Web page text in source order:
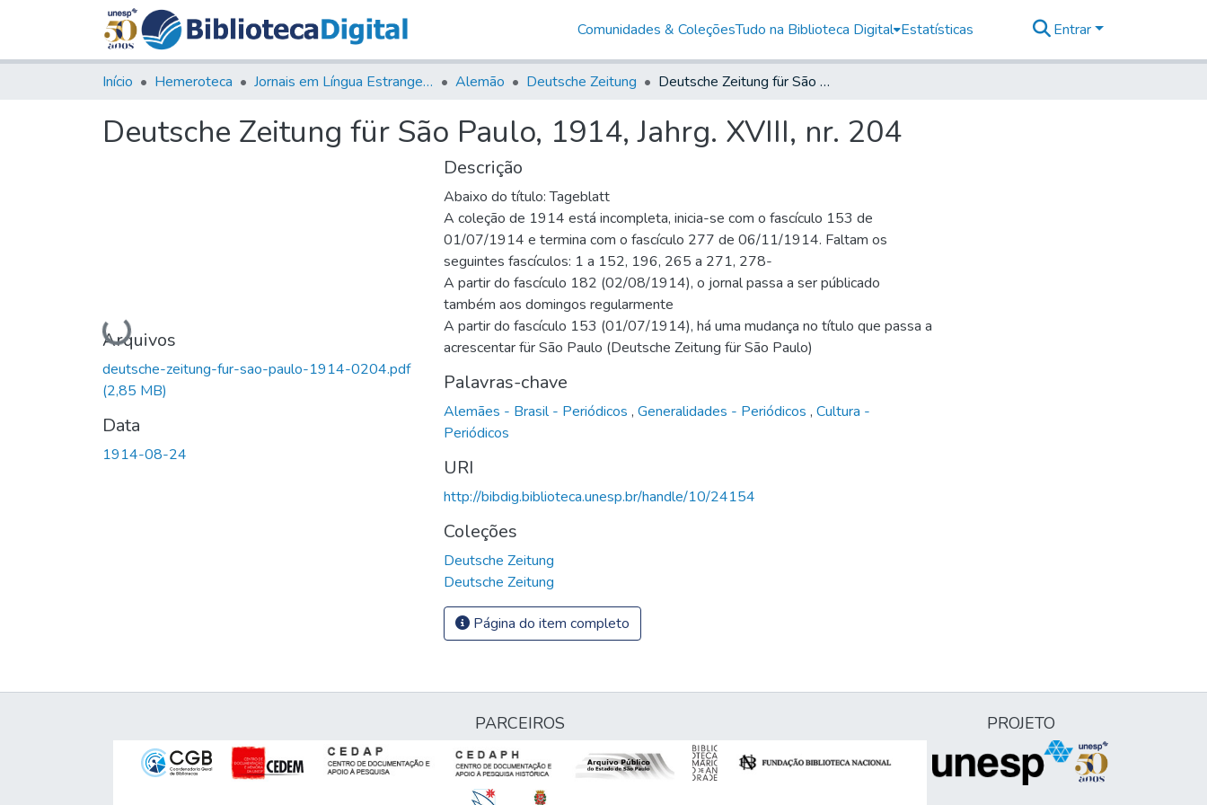
Comunidades & ColeçõesTudo na Biblioteca Digital Estatísticas Entrar
Início Hemeroteca Jornais em Língua Estrangeira Alemão Deutsche Zeitung Deutsche Zeitung für São Paulo, 1914, Jahrg. XVIII, nr. 204
Deutsche Zeitung für São Paulo, 1914, Jahrg. XVIII, nr. 204
Carregando...
Arquivos
deutsche-zeitung-fur-sao-paulo-1914-0204.pdf
(2,85 MB)
Data
1914-08-24
Descrição
Abaixo do título: Tageblatt
A coleção de 1914 está incompleta, inicia-se com o fascículo 153 de
01/07/1914 e termina com o fascículo 277 de 06/11/1914. Faltam os
seguintes fascículos: 1 a 152, 196, 265 a 271, 278-
A partir do fascículo 182 (02/08/1914), o jornal passa a ser públicado
também aos domingos regularmente
A partir do fascículo 153 (01/07/1914), há uma mudança no título que passa a
acrescentar für São Paulo (Deutsche Zeitung für São Paulo)
Palavras-chave
Alemães - Brasil - Periódicos , Generalidades - Periódicos , Cultura -
Periódicos
URI
http://bibdig.biblioteca.unesp.br/handle/10/24154
Coleções
Deutsche Zeitung
Deutsche Zeitung
Página do item completo
PARCEIROS PROJETO